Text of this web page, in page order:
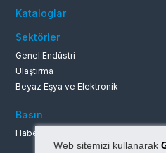
Kataloglar
Sektörler
Genel Endüstri
Ulaştırma
Beyaz Eşya ve Elektronik
Basın
Haberler ve Duyurular
Web sitemizi kullanarak